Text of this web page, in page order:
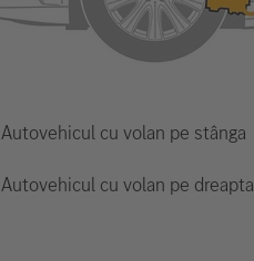
Autovehicul cu volan pe stânga
Autovehicul cu volan pe dreapta